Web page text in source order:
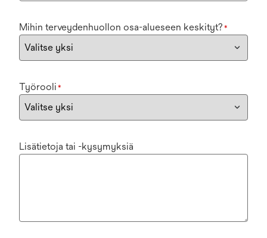
Mihin terveydenhuollon osa-alueseen keskityt? *
Työrooli *
Lisätietoja tai -kysymyksiä